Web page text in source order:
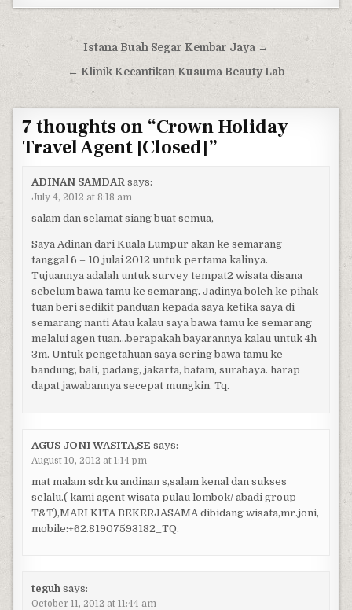
Post navigation
Istana Buah Segar Kembar Jaya →
← Klinik Kecantikan Kusuma Beauty Lab
7 thoughts on “Crown Holiday
Travel Agent [Closed]”
ADINAN SAMDAR says:
July 4, 2012 at 8:18 am
salam dan selamat siang buat semua,
Saya Adinan dari Kuala Lumpur akan ke semarang
tanggal 6 – 10 julai 2012 untuk pertama kalinya.
Tujuannya adalah untuk survey tempat2 wisata disana
sebelum bawa tamu ke semarang. Jadinya boleh ke pihak
tuan beri sedikit panduan kepada saya ketika saya di
semarang nanti Atau kalau saya bawa tamu ke semarang
melalui agen tuan…berapakah bayarannya kalau untuk 4h
3m. Untuk pengetahuan saya sering bawa tamu ke
bandung, bali, padang, jakarta, batam, surabaya. harap
dapat jawabannya secepat mungkin. Tq.
AGUS JONI WASITA,SE says:
August 10, 2012 at 1:14 pm
mat malam sdrku andinan s,salam kenal dan sukses
selalu.( kami agent wisata pulau lombok/ abadi group
T&T),MARI KITA BEKERJASAMA dibidang wisata,mr.joni,
mobile:+62.81907593182_TQ.
teguh says:
October 11, 2012 at 11:44 am